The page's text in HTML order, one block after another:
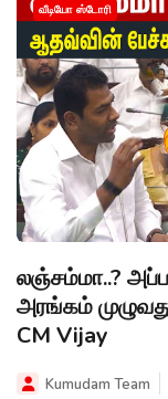
வீடியோ ஸ்டோரி
லஞ்சம்மா..?
அரங்கம்
CM Vijay
Kumudam Team